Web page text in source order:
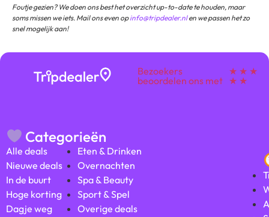
Holland, Nederland
Foutje gezien? We doen ons best het overzicht up-to-date te houden, maar
soms missen we iets. Mail ons even opinfo@tripdealer.nlen we passen het zo
snel mogelijk aan!
Bezoekers
beoordelen ons met
★ ★ ★
★ ★
Categorieën
Alle deals
Nieuwe deals
In de buurt
Hoge korting
Dagje weg
Eten & Drinken
Overnachten
Spa & Beauty
Sport & Spel
Overige deals